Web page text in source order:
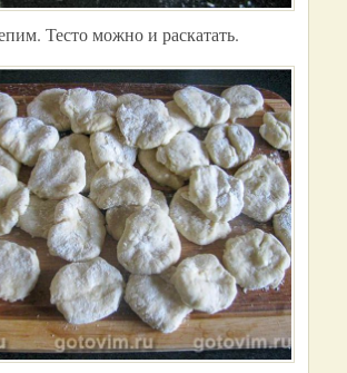
Тесто можно и раскатать.